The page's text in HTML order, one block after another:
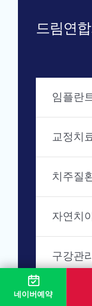
드림연
임플란
교정치
치주질
자연치
구강관
네이버예약